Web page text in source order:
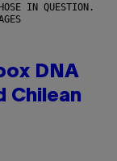
IN QUESTION.
DNA
Chilean